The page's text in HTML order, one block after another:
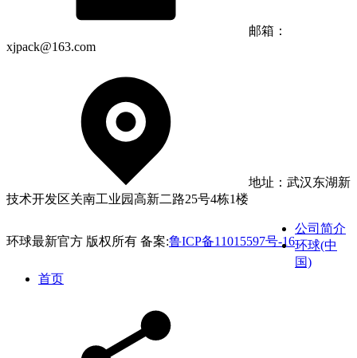
邮箱：
xjpack@163.com
地址：武汉东湖新
技术开发区关南工业园高新二路25号4栋1楼
环球最新官方 版权所有 备案:鲁ICP备11015597号-16
公司简介
环球(中
国)
首页